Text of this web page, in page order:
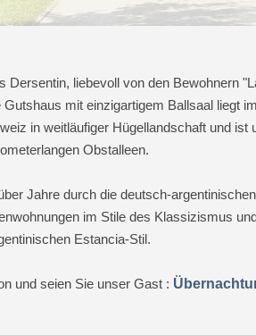
Dersentin, liebevoll von den Bewohnern
mit einzigartigem Ballsaal liegt
in weitläufiger Hügellandschaft und ist
Obstalleen.
Jahre durch die deutsch-
im Stile des Klassizismus
Estancia-Stil.
und seien Sie unser Gast :